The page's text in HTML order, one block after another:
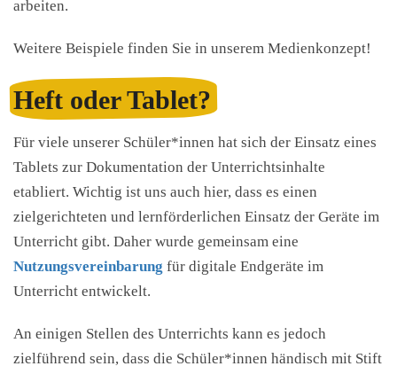
arbeiten.
Weitere Beispiele finden Sie in unserem Medienkonzept!
Heft oder Tablet?
Für viele unserer Schüler*innen hat sich der Einsatz eines
Tablets zur Dokumentation der Unterrichtsinhalte
etabliert. Wichtig ist uns auch hier, dass es einen
zielgerichteten und lernförderlichen Einsatz der Geräte im
Unterricht gibt. Daher wurde gemeinsam eine
Nutzungsvereinbarung für digitale Endgeräte im
Unterricht entwickelt.
An einigen Stellen des Unterrichts kann es jedoch
zielführend sein, dass die Schüler*innen händisch mit Stift